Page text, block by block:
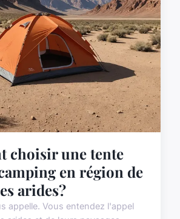
choisir une tente
en région de
arides?
appelle. Vous entendez l'appel